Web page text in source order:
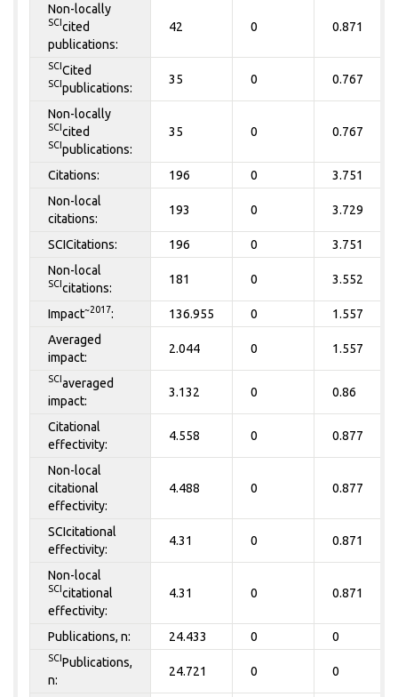
Non-locally
SCI cited
publications:
42 0 0.871
SCI Cited
SCI publications:
35 0 0.767
Non-locally
SCI cited
SCI publications:
35 0 0.767
Citations: 196 0
3.751
Non-local
citations:
193 0 3.729
SCICitations: 196 0
3.751
Non-local
SCI citations:
181 0 3.552
Impact~2017: 136.955 0
1.557
Averaged
impact:
2.044 0 1.557
SCI averaged
impact:
3.132 0 0.86
Citational
effectivity:
4.558 0 0.877
Non-local
citational
effectivity:
4.488 0 0.877
SCIcitational
effectivity:
4.31 0 0.871
Non-local
SCI citational
effectivity:
4.31 0 0.871
Publications, n: 24.433 0 0
SCI Publications,
n:
24.721 0 0